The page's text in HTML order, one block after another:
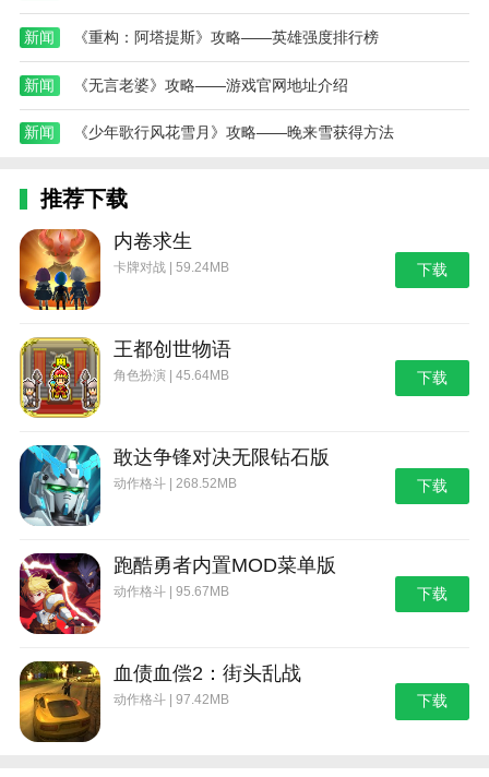
玩家，都能随时开启一段悠然自在的养鱼之旅。如果你
喜欢养成、治愈、收集类型的游戏，那么养鱼达人3D游
戏将是你放松心情的理想选择。
本站为您提供养鱼达人3D的 手机游戏 ，欢迎大家
记住本站网址，本站是您下载安卓手游app最好的网
新闻 《重构：阿塔提斯》攻略——英雄强度排行榜
新闻 《无言老婆》攻略——游戏官网地址介绍
新闻 《少年歌行风花雪月》攻略——晚来雪获得方法
推荐下载
内卷求生
卡牌对战 | 59.24MB 下载
王都创世物语
角色扮演 | 45.64MB 下载
敢达争锋对决无限钻石版
动作格斗 | 268.52MB 下载
跑酷勇者内置MOD菜单版
动作格斗 | 95.67MB 下载
血债血偿2：街头乱战
动作格斗 | 97.42MB 下载